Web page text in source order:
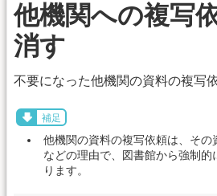
他機関への複写
消す
不要になった他機関の資料の複写
補足
他機関の資料の複写依頼は、その
などの理由で、図書館から強制的
ります。